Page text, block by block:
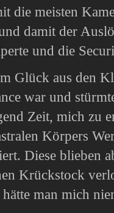
die meisten
damit der
und die
Glück aus den
war und
Zeit, mich zu
Körpers
Diese blieben
Krückstock
man mich